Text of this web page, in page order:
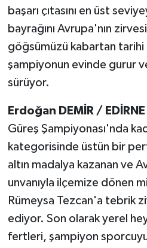
başarı çıtasını en üst
bayrağını Avrupa'nın
göğsümüzü kabartan tarihi
şampiyonun evinde gurur
sürüyor.
Erdoğan DEMİR /
Güreş Şampiyonası'nda
kategorisinde üstün bir
altın madalya kazanan ve
unvanıyla ilçemize dönen
Rümeysa Tezcan'a tebrik
ediyor. Son olarak yerel
fertleri, şampiyon